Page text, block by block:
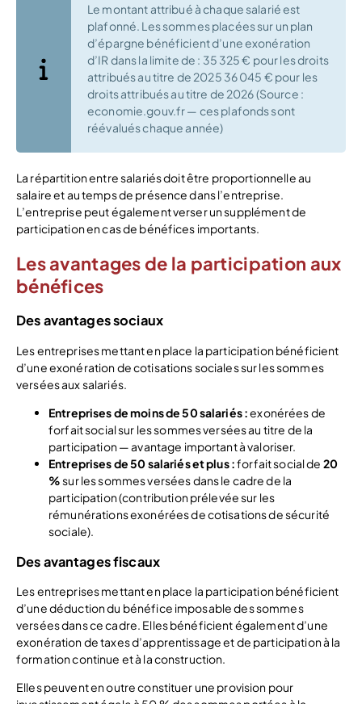
Le montant attribué à chaque salarié est
plafonné. Les sommes placées sur un plan
d’épargne bénéficient d’une exonération
d’IR dans la limite de : 35 325 € pour les droits
attribués au titre de 2025 36 045 € pour les
droits attribués au titre de 2026 (Source :
economie.gouv.fr — ces plafonds sont
réévalués chaque année)
La répartition entre salariés doit être proportionnelle au
salaire et au temps de présence dans l’entreprise.
L’entreprise peut également verser un supplément de
participation en cas de bénéfices importants.
Les avantages de la participation aux
bénéfices
Des avantages sociaux
Les entreprises mettant en place la participation bénéficient
d’une exonération de cotisations sociales sur les sommes
versées aux salariés.
Entreprises de moins de 50 salariés :exonérées de
forfait social sur les sommes versées au titre de la
participation — avantage important à valoriser.
Entreprises de 50 salariés et plus :forfait social de 20
%sur les sommes versées dans le cadre de la
participation (contribution prélevée sur les
rémunérations exonérées de cotisations de sécurité
sociale).
Des avantages fiscaux
Les entreprises mettant en place la participation bénéficient
d’une déduction du bénéfice imposable des sommes
versées dans ce cadre. Elles bénéficient également d’une
exonération de taxes d’apprentissage et de participation à la
formation continue et à la construction.
Elles peuvent en outre constituer une provision pour